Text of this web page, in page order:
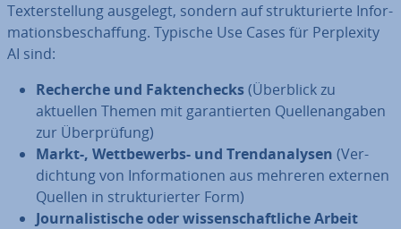
Tex­terstel­lung ausgelegt, sondern auf struk­tu­rier­te In­for­
ma­ti­ons­be­schaf­fung. Typische Use Cases für Per­ple­xi­ty
AI sind:
Recherche und Fak­ten­checks(Überblick zu
aktuellen Themen mit ga­ran­tier­ten Quel­len­an­ga­ben
zur Über­prü­fung)
Markt-, Wett­be­werbs- und Trend­ana­ly­sen (Ver­
dich­tung von In­for­ma­tio­nen aus mehreren externen
Quellen in struk­tu­rier­ter Form)
Jour­na­lis­ti­sche oder wis­sen­schaft­li­che Arbeit